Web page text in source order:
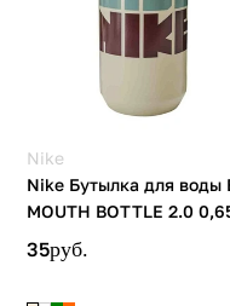
Nike
Nike Бутылка для воды
MOUTH BOTTLE 2.0
35руб.